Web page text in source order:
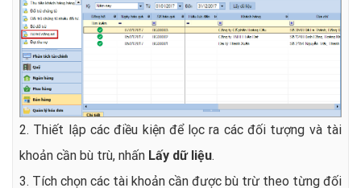
2. Thiết lập các điều kiện để lọc ra các đối tượng và tài
khoản cần bù trù, nhấn Lấy dữ liệu.
3. Tích chọn các tài khoản cần được bù trừ theo từng đối